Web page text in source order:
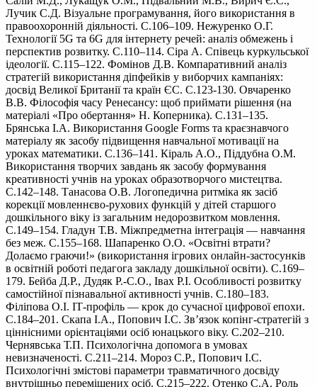
Лучик С.Д. Візуальне програмування, його використання в
правоохоронній діяльності. С.106–109. Нежуренко О.Г.
Технології 5G та 6G для інтернету речей: аналіз обмежень і
перспектив розвитку. С.110–114. Сіра А. Співець куркульської
ідеології. С.115–122. Фомінов Д.В. Компаративний аналіз
стратегій використання діпфейків у виборчих кампаніях:
досвід Великої Британії та країн ЄС. С.123-130. Овчаренко
В.В. Філософія часу Ренесансу: щоб приймати рішення (на
матеріалі «Про обертання» Н. Коперника). С.131–135.
Брянська І.А. Використання Google Forms та краєзнавчого
матеріалу як засобу підвищення навчальної мотивації на
уроках математики. С.136–141. Кіраль А.О., Піддубна О.М.
Використання творчих завдань як засобу формування
креативності учнів на уроках образотворчого мистецтва.
С.142–148. Танасова О.В. Логопедична ритміка як засіб
корекції мовленнєво-рухових функцій у дітей старшого
дошкільного віку із загальним недорозвитком мовлення.
С.149–154. Гладун Т.В. Міжпредметна інтеграція — навчання
без меж. С.155–168. Шапаренко О.О. «Освітні втрати?
Долаємо граючи!» (використання ігрових онлайн-застосунків
в освітній роботі педагога закладу дошкільної освіти). С.169–
179. Бейба Д.Р., Дудяк Р.-С.О., Івах Р.І. Особливості розвитку
самостійної пізнавальної активності учнів. С.180–183.
Філіпова О.І. ІТ-профіль — крок до сучасної цифрової епохи.
С.184–201. Скапа І.А., Попович І.С. Зв’язок копінг-стратегій з
ціннісними орієнтаціями осіб юнацького віку. С.202–210.
Чернявська Т.П. Психологічна допомога в умовах
невизначеності. С.211–214. Мороз С.Р., Попович І.С.
Психологічні змістові параметри травматичного досвіду
внутрішньо переміщених осіб. С.215–222. Отенко С.А. Роль